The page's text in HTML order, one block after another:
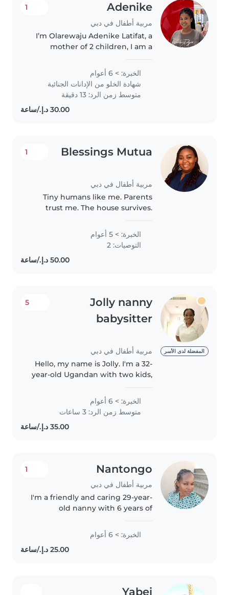
Adenike
مربية أطفال في دبي
1
I’m Olarewaju Adenike Latifat, a
mother of 2 children, I am a
and health assistant with
experience in looking after
children of different ages (6
years,..
الخبرة: > 6 أعوام
شهادة الخلو من الإدانات الجنائية
متوسط زمن الرد: 13 دقيقة
Blessings Mutua
مربية أطفال في دبي
1
Tiny humans like me. Parents
trust me. The house survives.
الخبرة: > 5 أعوام
التوصيات: 2
المفضلة لدى الأسر
Jolly nanny
babysitter
مربية أطفال في دبي
5
Hello, my name is Jolly. I'm a 32-
year-old Ugandan with two kids,
school education. I am a
professional nanny, maid, pet
care provider, and housekeeper...
الخبرة: > 6 أعوام
متوسط زمن الرد: 3 ساعات
Nantongo
مربية أطفال في دبي
1
I'm a friendly and caring 29-year-
old nanny with 6 years of
all ages, from toddlers to
teenagers. I'm patient and
skilled at engaging kids
الخبرة: > 6 أعوام
Yabei